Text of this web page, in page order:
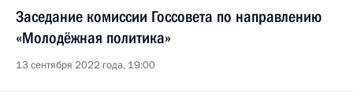
Заседание комиссии Госсовета по направлению
«Молодёжная политика»
13 сентября 2022 года, 19:00